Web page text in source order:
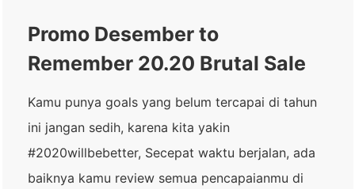
Promo Desember to
Remember 20.20 Brutal Sale
Kamu punya goals yang belum tercapai di tahun
ini jangan sedih, karena kita yakin
#2020willbebetter, Secepat waktu berjalan, ada
baiknya kamu review semua pencapaianmu di